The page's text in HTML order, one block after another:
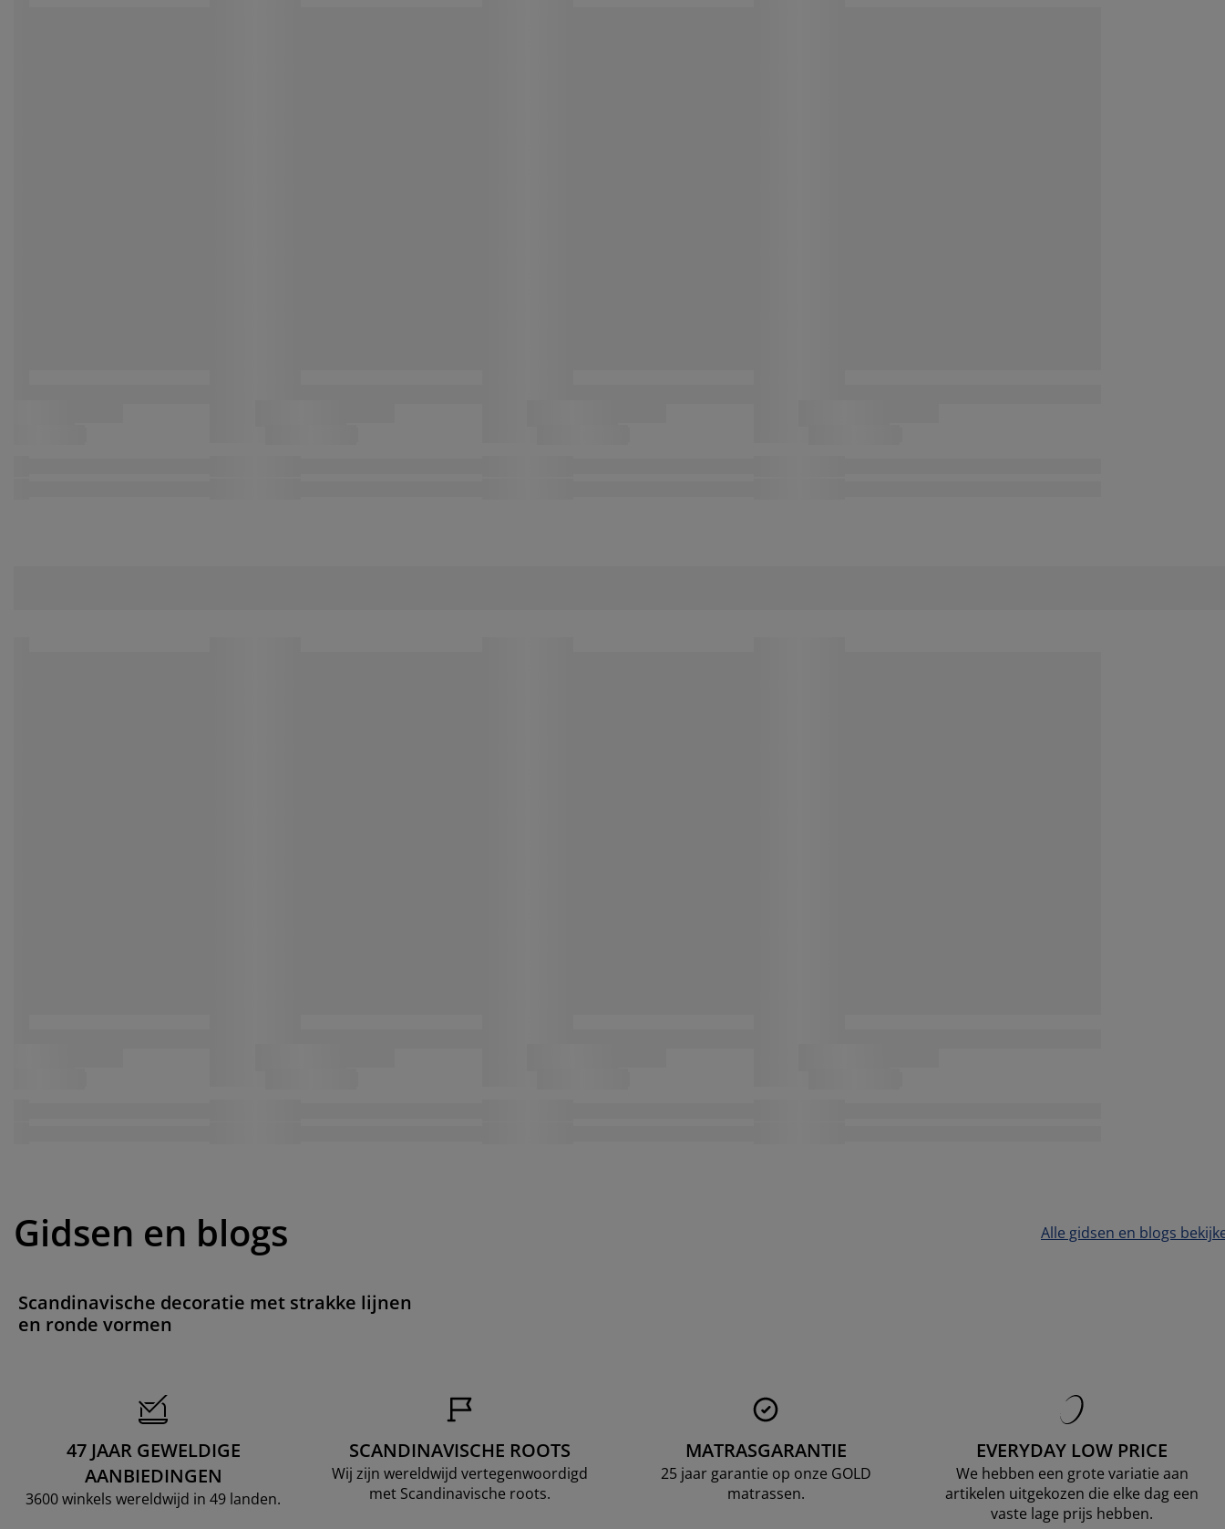
Gidsen en blogs Alle gidsen en blogs
Scandinavische decoratie met strakke lijnen
en ronde vormen
47 JAAR GEWELDIGE
AANBIEDINGEN
3600 winkels wereldwijd in 49 landen.
SCANDINAVISCHE ROOTS
Wij zijn wereldwijd vertegenwoordigd
met Scandinavische roots.
MATRASGARANTIE
25 jaar garantie op onze GOLD
matrassen.
EVERYDAY LOW PRICE
We hebben een grote variatie aan
artikelen uitgekozen die elke dag een
vaste lage prijs hebben.